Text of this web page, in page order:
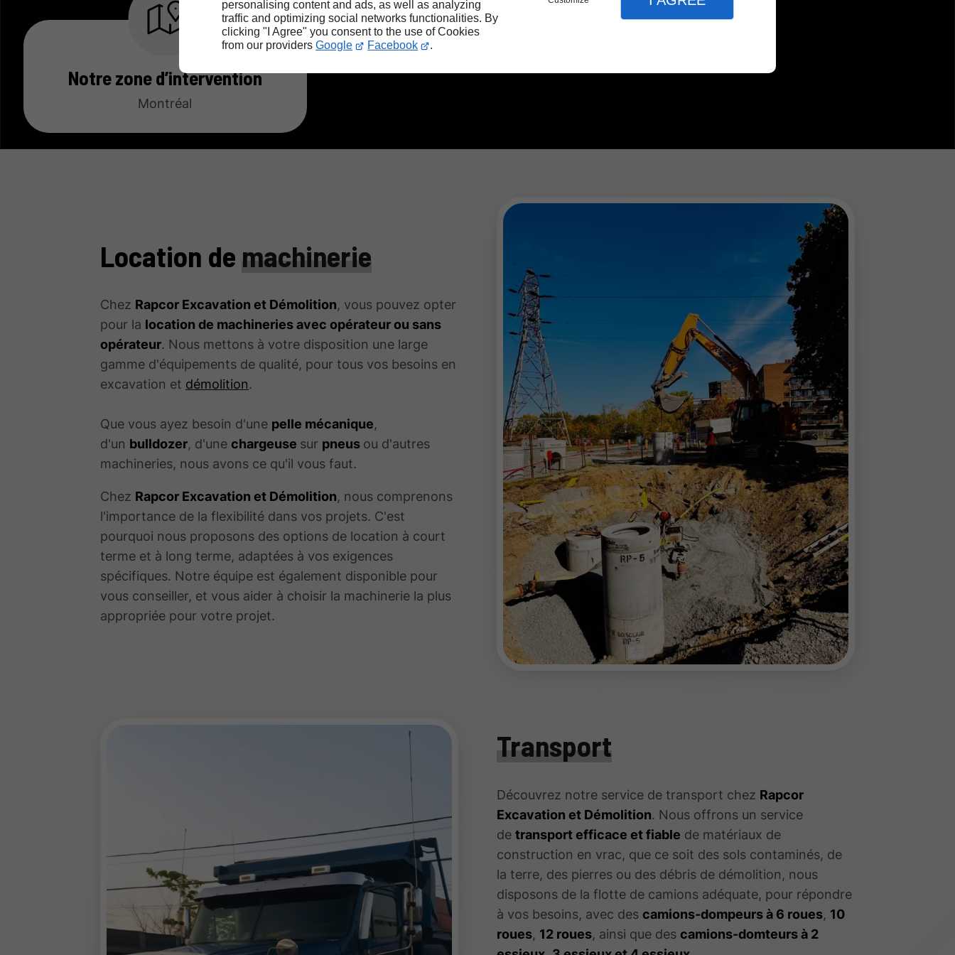
personalising content and ads, as well as analyzing
traffic and optimizing social networks functionalities. By
clicking "I Agree" you consent to the use of Cookies
from our providers Google Facebook .
Notre zone d’intervention
Montréal
Location de machinerie
Chez Rapcor Excavation et Démolition, vous pouvez opter
pour la location de machineries avec opérateur ou sans
opérateur. Nous mettons à votre disposition une large
gamme d'équipements de qualité, pour tous vos besoins en
excavation et démolition.
Que vous ayez besoin d'une pelle mécanique,
d'un bulldozer, d'unechargeuse sur pneus ou d'autres
machineries, nous avons ce qu'il vous faut.
Chez Rapcor Excavation et Démolition, nous comprenons
l'importance de la flexibilité dans vos projets. C'est
pourquoi nous proposons des options de location à court
terme et à long terme, adaptées à vos exigences
spécifiques. Notre équipe est également disponible pour
vous conseiller, et vous aider à choisir la machinerie la plus
appropriée pour votre projet.
Transport
Découvrez notre service de transport chez Rapcor
Excavation et Démolition. Nous offrons un service
de transport efficace et fiable de matériaux de
construction en vrac, que ce soit des sols contaminés, de
la terre, des pierres ou des débris de démolition, nous
disposons de la flotte de camions adéquate, pour répondre
à vos besoins, avec des camions-dompeurs à 6 roues, 10
roues, 12 roues, ainsi que des camions-domteurs à 2